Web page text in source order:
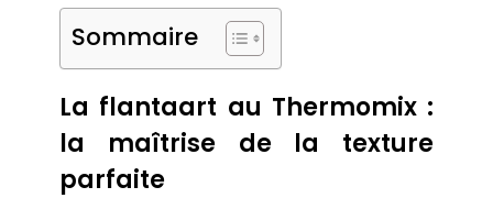
Sommaire
La flantaart au Thermomix :
la maîtrise de la texture
parfaite